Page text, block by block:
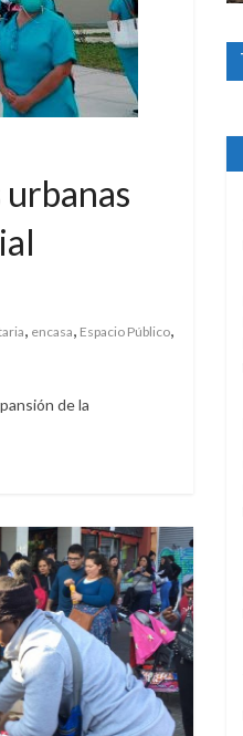
, encasa, Espacio Público,
de la